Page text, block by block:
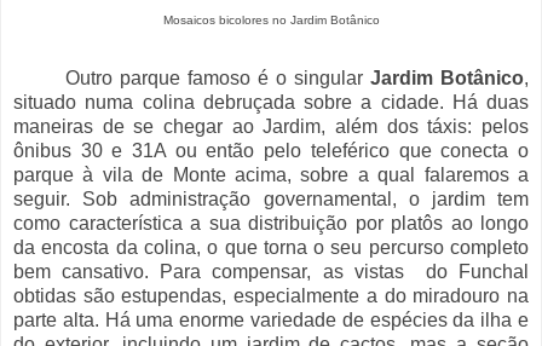
Mosaicos bicolores no Jardim Botânico
Outro parque famoso é o singular Jardim Botânico,
situado numa colina debruçada sobre a cidade. Há duas
maneiras de se chegar ao Jardim, além dos táxis: pelos
ônibus 30 e 31A ou então pelo teleférico que conecta o
parque à vila de Monte acima, sobre a qual falaremos a
seguir. Sob administração governamental, o jardim tem
como característica a sua distribuição por platôs ao longo
da encosta da colina, o que torna o seu percurso completo
bem cansativo. Para compensar, as vistas do Funchal
obtidas são estupendas, especialmente a do miradouro na
parte alta. Há uma enorme variedade de espécies da ilha e